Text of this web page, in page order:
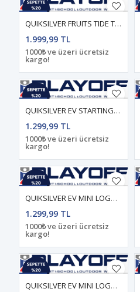
QUIKSILVER FRUITS TIDE Total Eclipse - Solid ERKEK T-SHIRT
1.999,99 TL
1000₺ ve üzeri ücretsiz
kargo!
QUIKSILVER EV STARTING GRI Bright White - Solid ERKEK T-SHIRT
1.299,99 TL
1000₺ ve üzeri ücretsiz
kargo!
QUIKSILVER EV MINI LOGO Iris Leaf - Solid ERKEK T-SHIRT
1.299,99 TL
1000₺ ve üzeri ücretsiz
kargo!
QUIKSILVER EV MINI LOGO Anthracite - Solid ERKEK T-SHIRT